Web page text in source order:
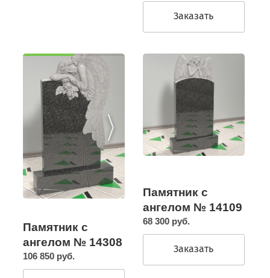
Заказать
Памятник с
ангелом № 14308
106 850 руб.
Памятник с
ангелом № 14109
68 300 руб.
Заказать